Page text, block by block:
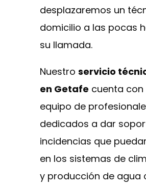
desplazaremos un
domicilio a las pocas
su llamada.
Nuestro servicio
en Getafe cuenta con
equipo de
dedicados a dar
incidencias que
en los sistemas de
y producción de agua